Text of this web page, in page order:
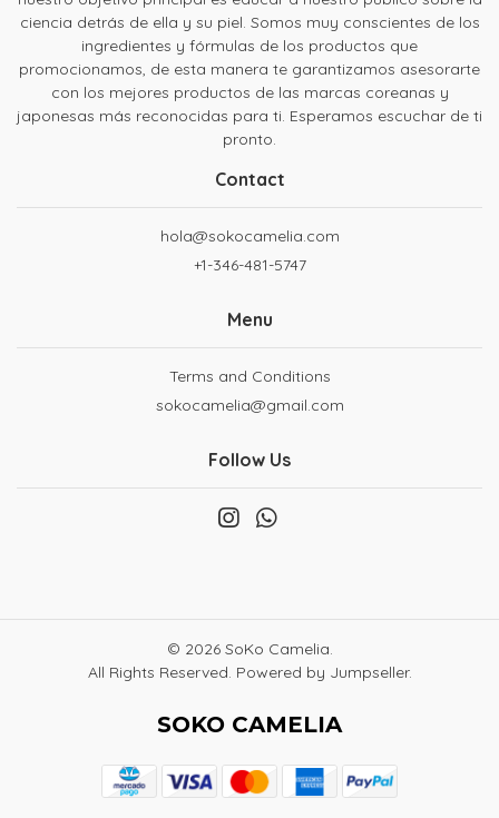
ciencia detrás de ella y su piel. Somos muy conscientes de los
ingredientes y fórmulas de los productos que
promocionamos, de esta manera te garantizamos asesorarte
con los mejores productos de las marcas coreanas y
japonesas más reconocidas para ti. Esperamos escuchar de ti
pronto.
Contact
hola@sokocamelia.com
+1-346-481-5747
Menu
Terms and Conditions
sokocamelia@gmail.com
Follow Us
© 2026 SoKo Camelia.
All Rights Reserved. Powered by Jumpseller.
SOKO CAMELIA